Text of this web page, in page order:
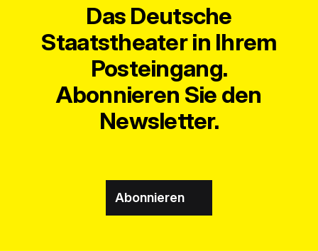
Das Deutsche
Staatstheater in Ihrem
Posteingang.
Abonnieren Sie den
Newsletter.
Abonnieren